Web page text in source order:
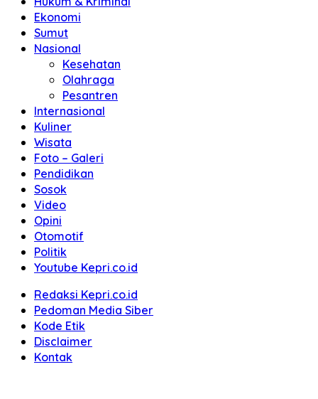
Ekonomi
Sumut
Nasional
Kesehatan
Olahraga
Pesantren
Internasional
Kuliner
Wisata
Foto – Galeri
Pendidikan
Sosok
Video
Opini
Otomotif
Politik
Youtube Kepri.co.id
Redaksi Kepri.co.id
Pedoman Media Siber
Kode Etik
Disclaimer
Kontak